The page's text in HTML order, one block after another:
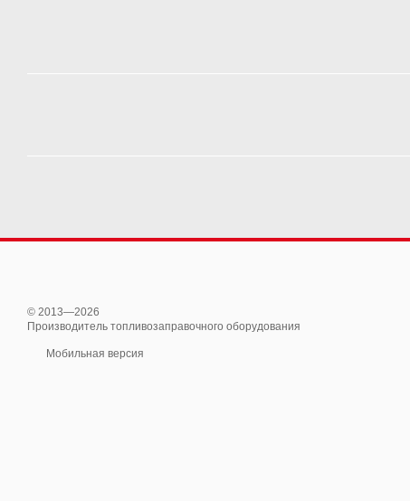
© 2013—2026
Производитель топливозаправочного оборудования
Мобильная версия